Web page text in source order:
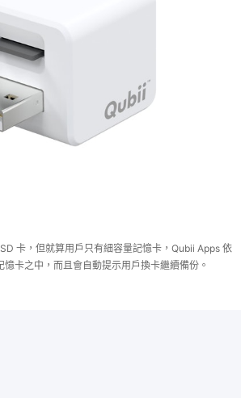
卡，但就算用戶只有細容量記憶卡，Qubii Apps 依
卡之中，而且會自動提示用戶換卡繼續備份。